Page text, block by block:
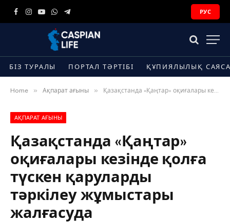
Facebook
Instagram
YouTube
WhatsApp
Telegram
РУС
БІЗ ТУРАЛЫ ПОРТАЛ ТӘРТІБІ ҚҰПИЯЛЫЛЫҚ
Home » Ақпарат ағыны » Қазақстанда «Қаңтар» оқиғалары кезінде қолға түскен қаруларды тәркілеу жұмыстары жалғасуда
АҚПАРАТ АҒЫНЫ
Қазақстанда «Қаңтар»
оқиғалары кезінде қолға
түскен қаруларды
тәркілеу жұмыстары
жалғасуда